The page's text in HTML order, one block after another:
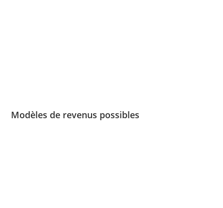
Modèles de revenus possibles